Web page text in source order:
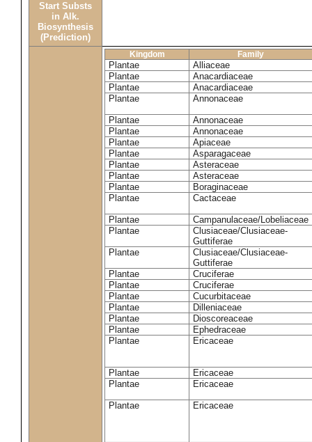
Start Substs
in Alk.
Biosynthesis
(Prediction)
Kingdom Family
Plantae
Alliaceae
Plantae
Anacardiaceae
Plantae
Anacardiaceae
Plantae
Annonaceae
Plantae
Annonaceae
Plantae
Annonaceae
Plantae
Apiaceae
Plantae
Asparagaceae
Plantae
Asteraceae
Plantae
Asteraceae
Plantae
Boraginaceae
Plantae
Cactaceae
Plantae
Campanulaceae/Lobeliaceae
Plantae
Clusiaceae/Clusiaceae-
Guttiferae
Plantae
Clusiaceae/Clusiaceae-
Guttiferae
Plantae
Cruciferae
Plantae
Cruciferae
Plantae
Cucurbitaceae
Plantae
Dilleniaceae
Plantae
Dioscoreaceae
Plantae
Ephedraceae
Plantae
Ericaceae
Plantae
Ericaceae
Plantae
Ericaceae
Plantae Ericaceae